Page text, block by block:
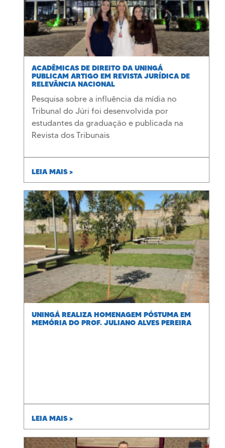
ACADÊMICAS DE DIREITO DA UNINGÁ
PUBLICAM ARTIGO EM REVISTA JURÍDICA DE
RELEVÂNCIA NACIONAL
Pesquisa sobre a influência da mídia no
Tribunal do Júri foi desenvolvida por
estudantes da graduação e publicada na
Revista dos Tribunais
LEIA MAIS >
UNINGÁ REALIZA HOMENAGEM PÓSTUMA EM
MEMÓRIA DO PROF. JULIANO ALVES PEREIRA
LEIA MAIS >